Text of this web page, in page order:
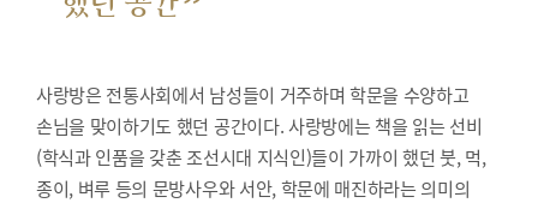
사랑방은 전통사회에서 남성들이 거주하며 학문을 수양하고
손님을 맞이하기도 했던 공간이다. 사랑방에는 책을 읽는 선비
(학식과 인품을 갖춘 조선시대 지식인)들이 가까이 했던 붓, 먹,
종이, 벼루 등의 문방사우와 서안, 학문에 매진하라는 의미의